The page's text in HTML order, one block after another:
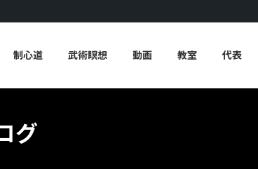
制心道 武術瞑想 動画 教室 代表
グ